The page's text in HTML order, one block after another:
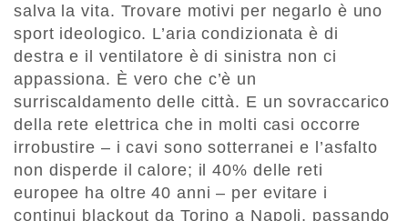
salva la vita. Trovare motivi per negarlo è uno
sport ideologico. L’aria condizionata è di
destra e il ventilatore è di sinistra non ci
appassiona. È vero che c’è un
surriscaldamento delle città. E un sovraccarico
della rete elettrica che in molti casi occorre
irrobustire – i cavi sono sotterranei e l’asfalto
non disperde il calore; il 40% delle reti
europee ha oltre 40 anni – per evitare i
continui blackout da Torino a Napoli, passando